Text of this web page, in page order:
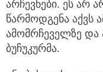
წარმოდგენა აქვს
ამომრჩეველზე და
ბუჩუკურმა.